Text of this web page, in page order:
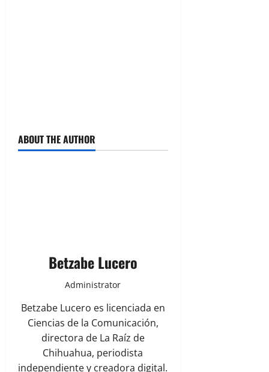
ABOUT THE AUTHOR
Betzabe Lucero
Administrator
Betzabe Lucero es licenciada en
Ciencias de la Comunicación,
directora de La Raíz de
Chihuahua, periodista
independiente y creadora digital.